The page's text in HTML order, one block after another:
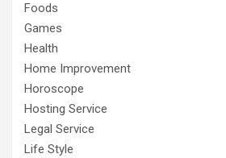
Foods
Games
Health
Home Improvement
Horoscope
Hosting Service
Legal Service
Life Style